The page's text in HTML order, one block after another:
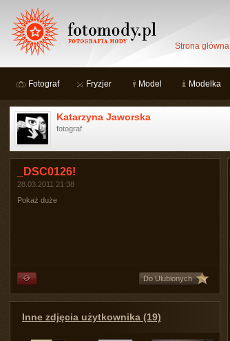
Strona główna
Fotograf Fryzjer Model Modelka
Katarzyna Jaworska
fotograf
_DSC0126!
28.03.2011 21:38
Pokaż duże
Do Ulubionych
Inne zdjęcia użytkownika (19)